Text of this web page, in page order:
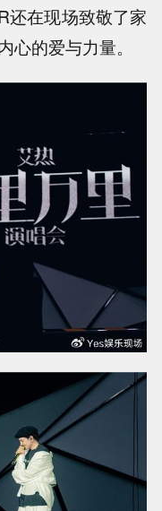
还在现场致敬了家
心的爱与力量。